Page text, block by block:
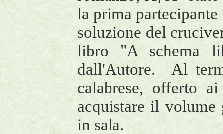
la prima
soluzione del
libro "A schema
dall'Autore. Al
calabrese, offerto
acquistare il volume
in sala.